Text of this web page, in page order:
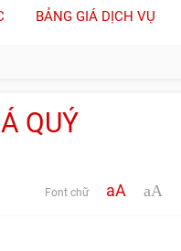
BẢNG GIÁ DỊCH VỤ
QUÝ
Font chữ aA aA